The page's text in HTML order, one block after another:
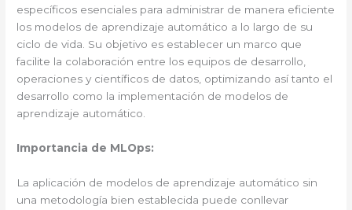
específicos esenciales para administrar de manera eficiente
los modelos de aprendizaje automático a lo largo de su
ciclo de vida. Su objetivo es establecer un marco que
facilite la colaboración entre los equipos de desarrollo,
operaciones y científicos de datos, optimizando así tanto el
desarrollo como la implementación de modelos de
aprendizaje automático.
Importancia de MLOps:
La aplicación de modelos de aprendizaje automático sin
una metodología bien establecida puede conllevar